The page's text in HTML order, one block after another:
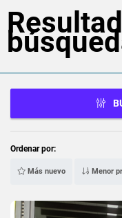
Ordenar por:
Más nuevo Menor